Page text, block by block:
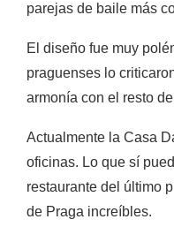
parejas de baile más
El diseño fue muy
praguenses lo
armonía con el resto
Actualmente la Casa
oficinas. Lo que sí
restaurante del último
de Praga increíbles.